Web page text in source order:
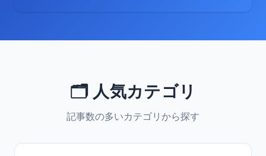
🗂️ 人気カテゴリ
記事数の多いカテゴリから探す